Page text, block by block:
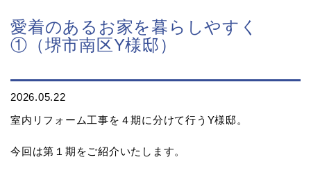
愛着のあるお家を暮らしやすく
①（堺市南区Y様邸）
2026.05.22
室内リフォーム工事を４期に分けて行うY様邸。
今回は第１期をご紹介いたします。